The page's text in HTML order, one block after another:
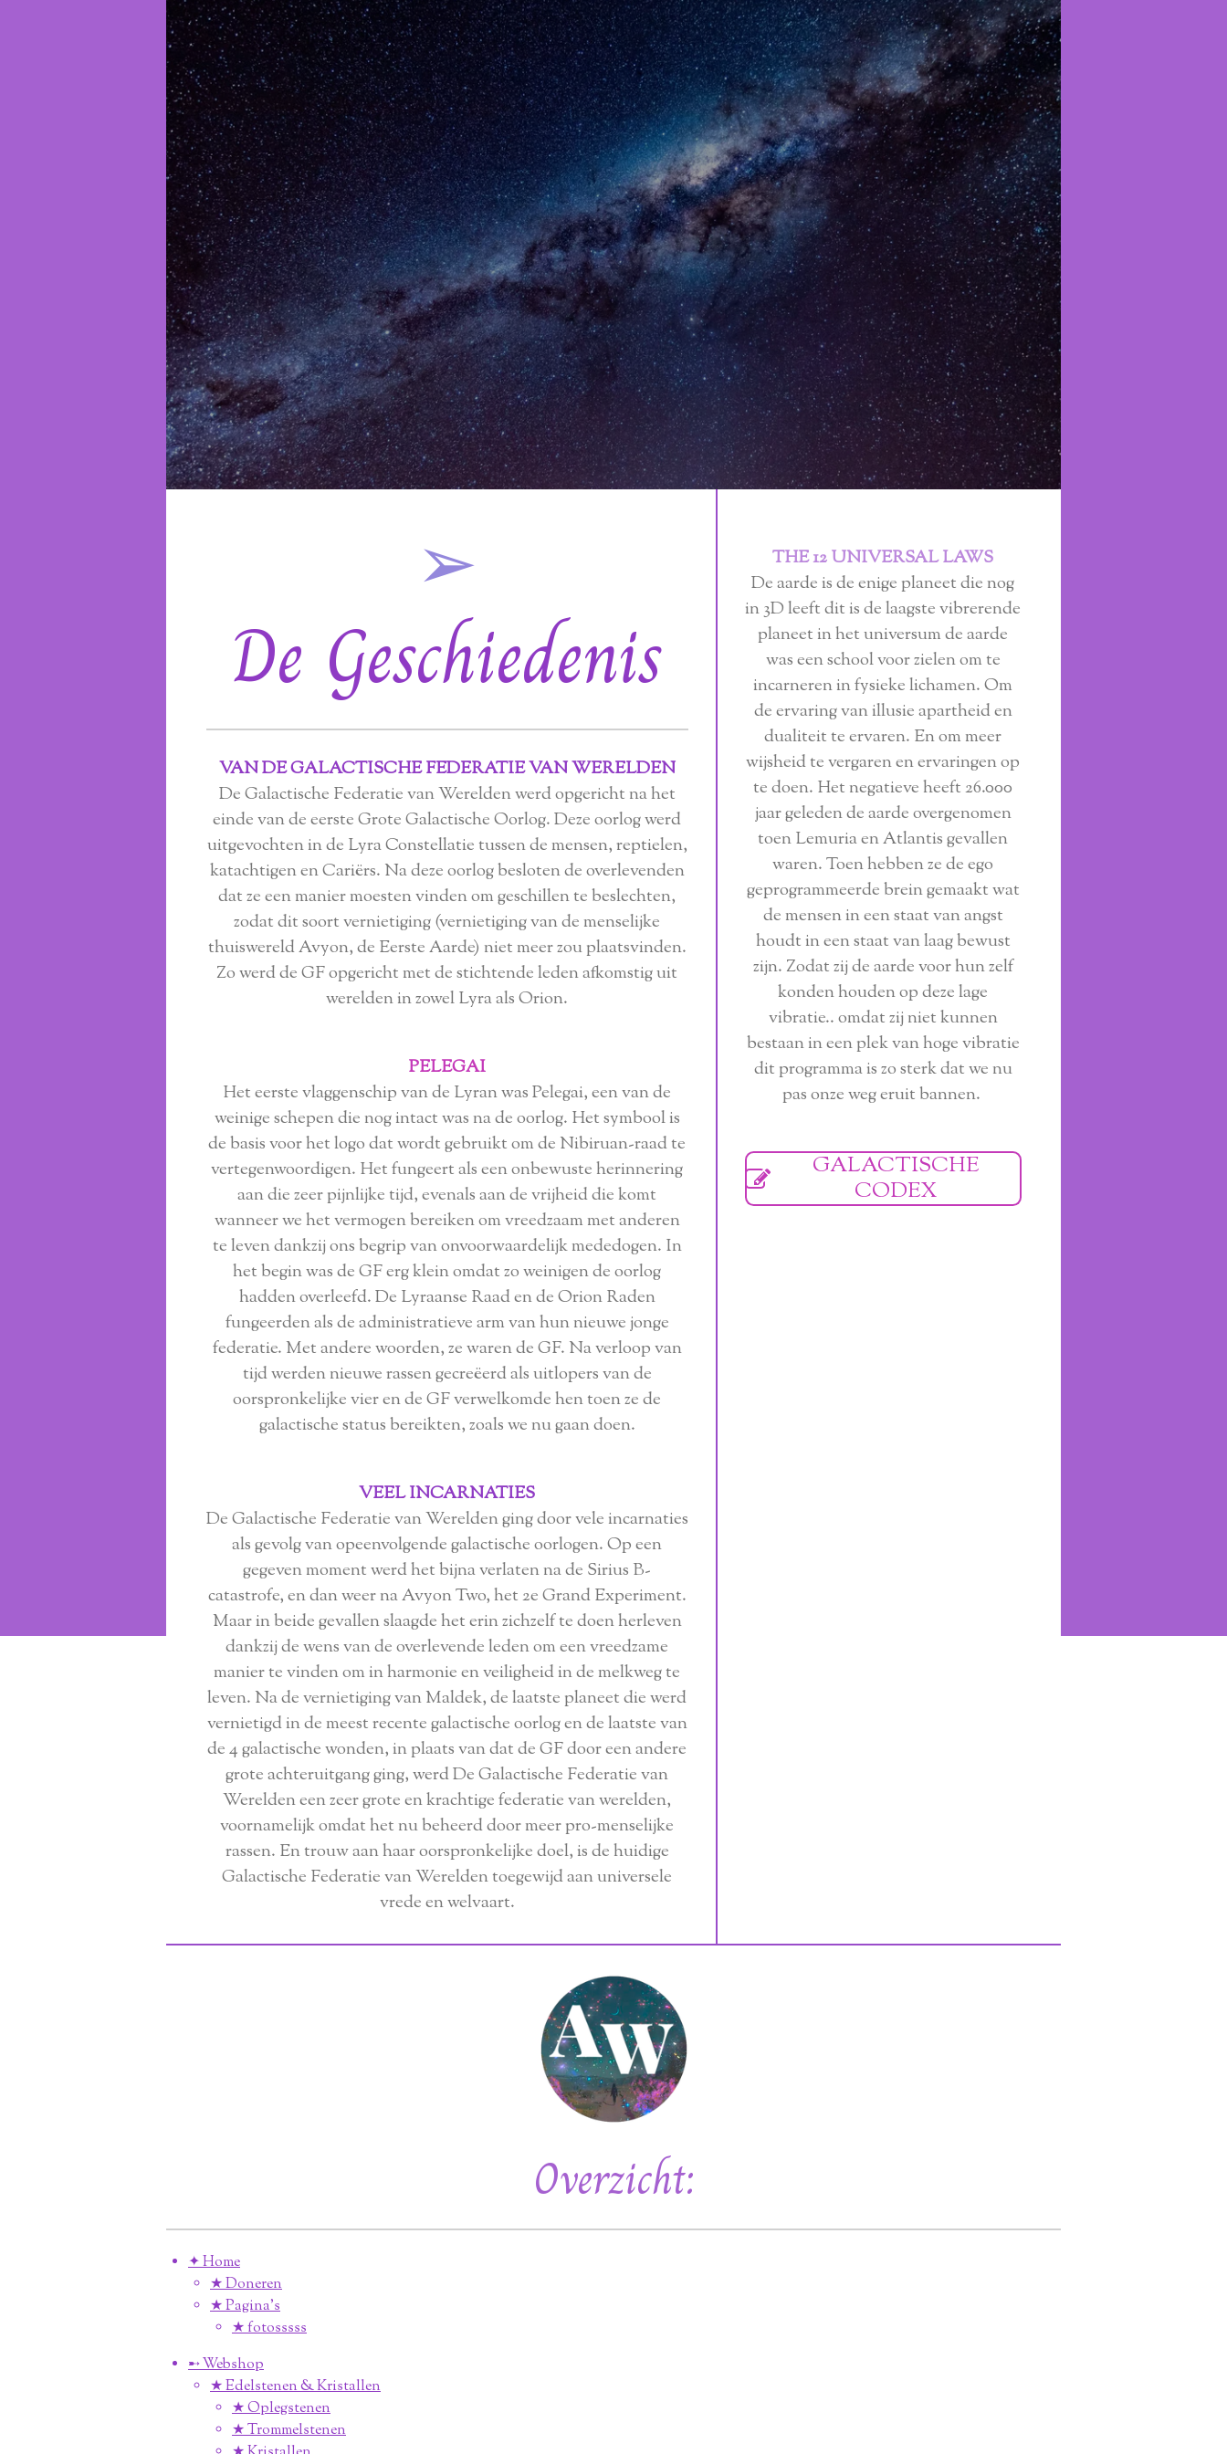
➢
De Geschiedenis
VAN DE GALACTISCHE FEDERATIE VAN WERELDEN
De Galactische Federatie van Werelden werd opgericht na het
einde van de eerste Grote Galactische Oorlog. Deze oorlog werd
uitgevochten in de Lyra Constellatie tussen de mensen, reptielen,
katachtigen en Cariërs. Na deze oorlog besloten de overlevenden
dat ze een manier moesten vinden om geschillen te beslechten,
zodat dit soort vernietiging (vernietiging van de menselijke
thuiswereld Avyon, de Eerste Aarde) niet meer zou plaatsvinden.
Zo werd de GF opgericht met de stichtende leden afkomstig uit
werelden in zowel Lyra als Orion.
PELEGAI
Het eerste vlaggenschip van de Lyran was Pelegai, een van de
weinige schepen die nog intact was na de oorlog. Het symbool is
de basis voor het logo dat wordt gebruikt om de Nibiruan-raad te
vertegenwoordigen. Het fungeert als een onbewuste herinnering
aan die zeer pijnlijke tijd, evenals aan de vrijheid die komt
wanneer we het vermogen bereiken om vreedzaam met anderen
te leven dankzij ons begrip van onvoorwaardelijk mededogen. In
het begin was de GF erg klein omdat zo weinigen de oorlog
hadden overleefd. De Lyraanse Raad en de Orion Raden
fungeerden als de administratieve arm van hun nieuwe jonge
federatie. Met andere woorden, ze waren de GF. Na verloop van
tijd werden nieuwe rassen gecreëerd als uitlopers van de
oorspronkelijke vier en de GF verwelkomde hen toen ze de
galactische status bereikten, zoals we nu gaan doen.
VEEL INCARNATIES
De Galactische Federatie van Werelden ging door vele incarnaties
als gevolg van opeenvolgende galactische oorlogen. Op een
gegeven moment werd het bijna verlaten na de Sirius B-
catastrofe, en dan weer na Avyon Two, het 2e Grand Experiment.
Maar in beide gevallen slaagde het erin zichzelf te doen herleven
dankzij de wens van de overlevende leden om een ​​vreedzame
manier te vinden om in harmonie en veiligheid in de melkweg te
leven. Na de vernietiging van Maldek, de laatste planeet die werd
vernietigd in de meest recente galactische oorlog en de laatste van
de 4 galactische wonden, in plaats van dat de GF door een andere
grote achteruitgang ging, werd De Galactische Federatie van
Werelden een zeer grote en krachtige federatie van werelden,
voornamelijk omdat het nu beheerd door meer pro-menselijke
rassen. En trouw aan haar oorspronkelijke doel, is de huidige
Galactische Federatie van Werelden toegewijd aan universele
vrede en welvaart.
THE 12 UNIVERSAL LAWS
De aarde is de enige planeet die nog
in 3D leeft dit is de laagste vibrerende
planeet in het universum de aarde
was een school voor zielen om te
incarneren in fysieke lichamen. Om
de ervaring van illusie apartheid en
dualiteit te ervaren. En om meer
wijsheid te vergaren en ervaringen op
te doen. Het negatieve heeft 26.000
jaar geleden de aarde overgenomen
toen Lemuria en Atlantis gevallen
waren. Toen hebben ze de ego
geprogrammeerde brein gemaakt wat
de mensen in een staat van angst
houdt in een staat van laag bewust
zijn. Zodat zij de aarde voor hun zelf
konden houden op deze lage
vibratie.. omdat zij niet kunnen
bestaan in een plek van hoge vibratie
dit programma is zo sterk dat we nu
pas onze weg eruit bannen.
GALACTISCHE
CODEX
Overzicht:
✦ Home
★ Doneren
★ Pagina’s
★ fotosssss
➸ Webshop
★ Edelstenen & Kristallen
★ Oplegstenen
★ Trommelstenen